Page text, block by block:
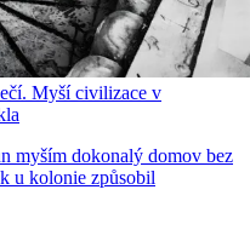
Myší civilizace v
myším dokonalý domov bez
u kolonie způsobil